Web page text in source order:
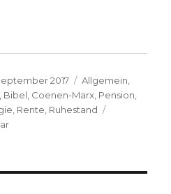
2017 Kategorien
Allgemein
Bibel Coenen-Marx Pension
Rente Ruhestand
zu